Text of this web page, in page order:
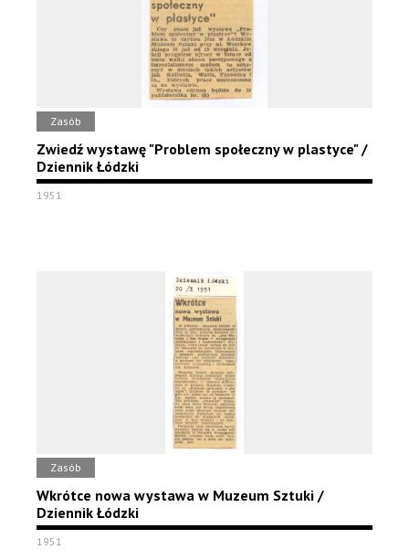
Zasób
Zwiedź wystawę "Problem społeczny w plastyce" /
Dziennik Łódzki
1951
Zasób
Wkrótce nowa wystawa w Muzeum Sztuki /
Dziennik Łódzki
1951